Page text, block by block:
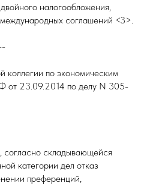
налогообложения,
соглашений <3>.
по экономическим
от 23.09.2014 по делу N 305-
согласно складывающейся
категории дел отказ
преференций,